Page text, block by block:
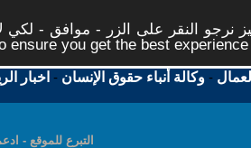
نرجو النقر على الزر - موافق - لكي
ensure you get the best
-وكالة أنباء حقوق الإنسان - اخبار
التبرع للموقع -